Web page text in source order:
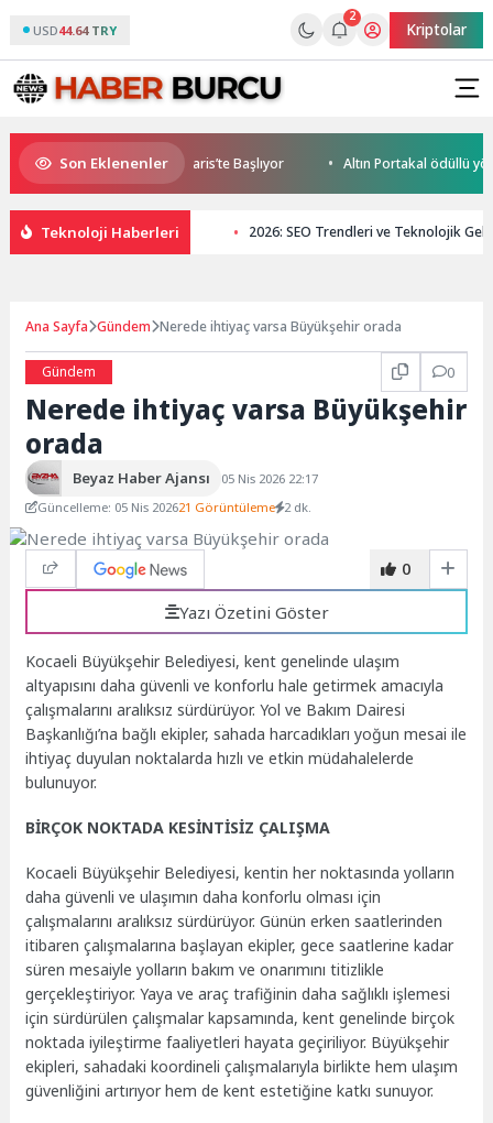
USD44.64 TRY
2
Kriptolar
Son Eklenenler
World Cup Heyecanı Paris’te Başlıyor Altın Portakal ödüllü
Teknoloji Haberleri 2026: SEO Trendleri ve Teknolojik
Ana Sayfa Gündem Nerede ihtiyaç varsa Büyükşehir orada
Gündem 0
Nerede ihtiyaç varsa Büyükşehir
orada
Beyaz Haber Ajansı
05 Nis 2026 22:17
Güncelleme: 05 Nis 202621 Görüntüleme 2 dk.
0
Yazı Özetini Göster
Kocaeli Büyükşehir Belediyesi, kent genelinde ulaşım
altyapısını daha güvenli ve konforlu hale getirmek amacıyla
çalışmalarını aralıksız sürdürüyor. Yol ve Bakım Dairesi
Başkanlığı’na bağlı ekipler, sahada harcadıkları yoğun mesai ile
ihtiyaç duyulan noktalarda hızlı ve etkin müdahalelerde
bulunuyor.
BİRÇOK NOKTADA KESİNTİSİZ ÇALIŞMA
Kocaeli Büyükşehir Belediyesi, kentin her noktasında yolların
daha güvenli ve ulaşımın daha konforlu olması için
çalışmalarını aralıksız sürdürüyor. Günün erken saatlerinden
itibaren çalışmalarına başlayan ekipler, gece saatlerine kadar
süren mesaiyle yolların bakım ve onarımını titizlikle
gerçekleştiriyor. Yaya ve araç trafiğinin daha sağlıklı işlemesi
için sürdürülen çalışmalar kapsamında, kent genelinde birçok
noktada iyileştirme faaliyetleri hayata geçiriliyor. Büyükşehir
ekipleri, sahadaki koordineli çalışmalarıyla birlikte hem ulaşım
güvenliğini artırıyor hem de kent estetiğine katkı sunuyor.